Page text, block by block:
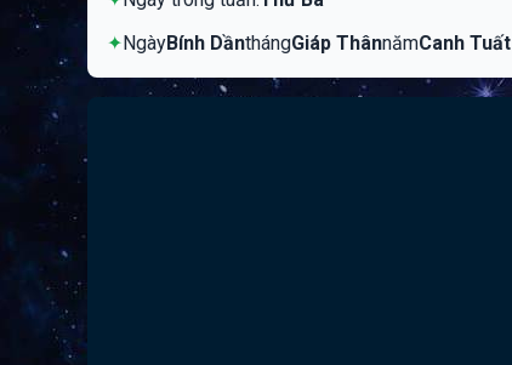
✦NgàyBính DầnthángGiáp ThânnămCanh Tuất